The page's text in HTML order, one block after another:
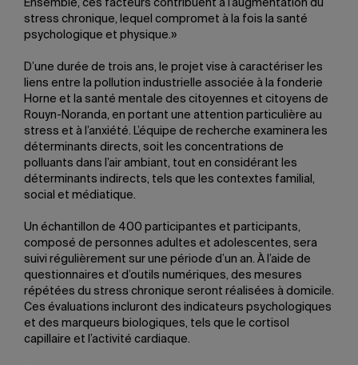
Ensemble, ces facteurs contribuent à l’augmentation du
stress chronique, lequel compromet à la fois la santé
psychologique et physique.»
D’une durée de trois ans, le projet vise à caractériser les
liens entre la pollution industrielle associée à la fonderie
Horne et la santé mentale des citoyennes et citoyens de
Rouyn-Noranda, en portant une attention particulière au
stress et à l’anxiété. L’équipe de recherche examinera les
déterminants directs, soit les concentrations de
polluants dans l’air ambiant, tout en considérant les
déterminants indirects, tels que les contextes familial,
social et médiatique.
Un échantillon de 400 participantes et participants,
composé de personnes adultes et adolescentes, sera
suivi régulièrement sur une période d’un an. À l’aide de
questionnaires et d’outils numériques, des mesures
répétées du stress chronique seront réalisées à domicile.
Ces évaluations incluront des indicateurs psychologiques
et des marqueurs biologiques, tels que le cortisol
capillaire et l’activité cardiaque.